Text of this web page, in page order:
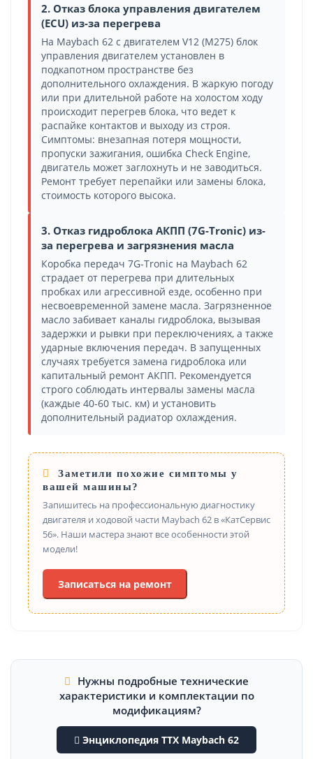
2. Отказ блока управления двигателем
(ECU) из-за перегрева
На Maybach 62 с двигателем V12 (M275) блок
управления двигателем установлен в
подкапотном пространстве без
дополнительного охлаждения. В жаркую погоду
или при длительной работе на холостом ходу
происходит перегрев блока, что ведет к
распайке контактов и выходу из строя.
Симптомы: внезапная потеря мощности,
пропуски зажигания, ошибка Check Engine,
двигатель может заглохнуть и не заводиться.
Ремонт требует перепайки или замены блока,
стоимость которого высока.
3. Отказ гидроблока АКПП (7G-Tronic) из-
за перегрева и загрязнения масла
Коробка передач 7G-Tronic на Maybach 62
страдает от перегрева при длительных
пробках или агрессивной езде, особенно при
несвоевременной замене масла. Загрязненное
масло забивает каналы гидроблока, вызывая
задержки и рывки при переключениях, а также
ударные включения передач. В запущенных
случаях требуется замена гидроблока или
капитальный ремонт АКПП. Рекомендуется
строго соблюдать интервалы замены масла
(каждые 40-60 тыс. км) и установить
дополнительный радиатор охлаждения.
Заметили похожие симптомы у
вашей машины?
Запишитесь на профессиональную диагностику
двигателя и ходовой части Maybach 62 в «КатСервис
56». Наши мастера знают все особенности этой
модели!
Записаться на ремонт
Нужны подробные технические
характеристики и комплектации по
модификациям?
Энциклопедия ТТХ Maybach 62